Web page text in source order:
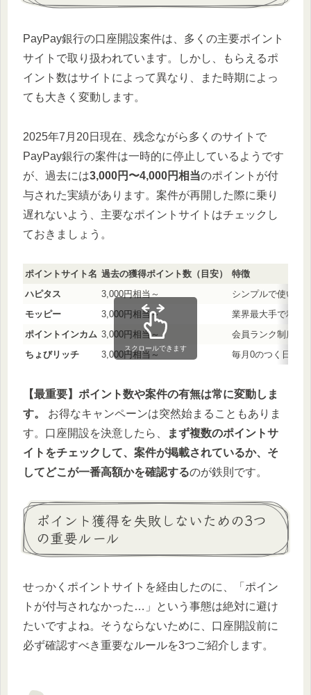
PayPay銀行の口座開設案件は、多くの主要ポイント
サイトで取り扱われています。しかし、もらえるポ
イント数はサイトによって異なり、また時期によっ
ても大きく変動します。
2025年7月20日現在、残念ながら多くのサイトで
PayPay銀行の案件は一時的に停止しているようです
が、過去には3,000円〜4,000円相当のポイントが付
与された実績があります。案件が再開した際に乗り
遅れないよう、主要なポイントサイトはチェックし
ておきましょう。
ポイントサイト名 過去の獲得ポイント数（目安）
特徴
ハピタス
3,000円相当～
シンプルで使いや
モッピー
3,000円相当～
業界最大手で利用
ポイントインカム 3,000円相当～
会員ランク制度が
ちょびリッチ
3,000円相当～ 毎月0のつく日は
スクロールできます
【最重要】ポイント数や案件の有無は常に変動しま
す。
お得なキャンペーンは突然始まることもありま
す。口座開設を決意したら、
まず複数のポイントサ
イトをチェックして、案件が掲載されているか、そ
してどこが一番高額かを確認するのが鉄則です。
ポイント獲得を失敗しないための3つ
の重要ルール
せっかくポイントサイトを経由したのに、「ポイン
トが付与されなかった…」という事態は絶対に避け
たいですよね。そうならないために、口座開設前に
必ず確認すべき重要なルールを3つご紹介します。